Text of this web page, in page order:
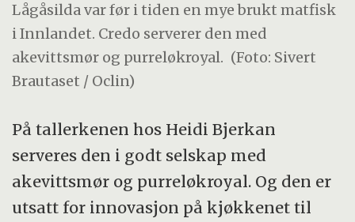
Lågåsilda var før i tiden en mye brukt matfisk
i Innlandet. Credo serverer den med
akevittsmør og purreløkroyal. (Foto: Sivert
Brautaset / Oclin)
På tallerkenen hos Heidi Bjerkan
serveres den i godt selskap med
akevittsmør og purreløkroyal. Og den er
utsatt for innovasjon på kjøkkenet til